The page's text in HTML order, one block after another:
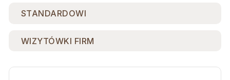
STANDARDOWI
WIZYTÓWKI FIRM